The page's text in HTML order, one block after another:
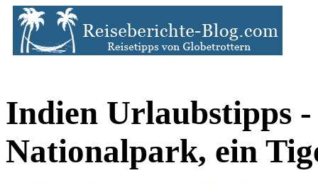
Indien Urlaubstipps
Nationalpark, ein